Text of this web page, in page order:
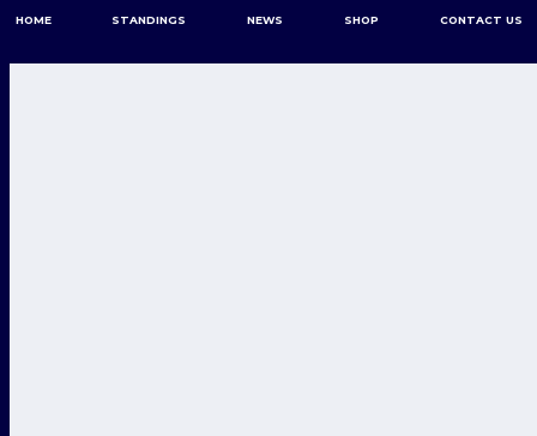
HOME STANDINGS NEWS SHOP CONTACT US